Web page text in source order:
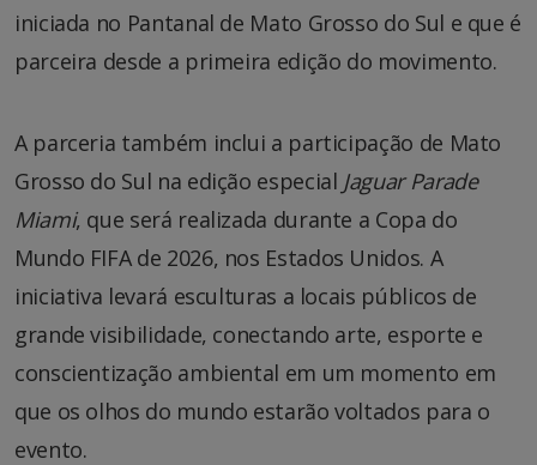
iniciada no Pantanal de Mato Grosso do Sul e que é
parceira desde a primeira edição do movimento.
A parceria também inclui a participação de Mato
Grosso do Sul na edição especial Jaguar Parade
Miami, que será realizada durante a Copa do
Mundo FIFA de 2026, nos Estados Unidos. A
iniciativa levará esculturas a locais públicos de
grande visibilidade, conectando arte, esporte e
conscientização ambiental em um momento em
que os olhos do mundo estarão voltados para o
evento.